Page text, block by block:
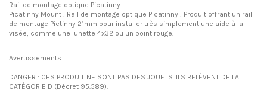
Rail de montage optique Picatinny
Picatinny Mount : Rail de montage optique Picatinny : Produit offrant un rail
de montage Pictinny 21mm pour installer très simplement une aide à la
visée, comme une lunette 4x32 ou un point rouge.
Avertissements
DANGER : CES PRODUIT NE SONT PAS DES JOUETS. ILS RELÈVENT DE LA
CATÉGORIE D (Décret 95.589).